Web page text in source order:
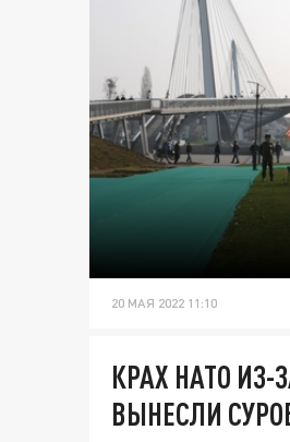
20 МАЯ 2022 11:10
КРАХ НАТО
ВЫНЕСЛИ